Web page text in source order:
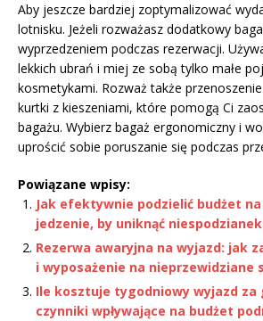
Aby jeszcze bardziej zoptymalizować
lotnisku. Jeżeli rozważasz dodatkowy
wyprzedzeniem podczas rezerwacji.
lekkich ubrań i miej ze sobą tylko małe
kosmetykami. Rozważ także
kurtki z kieszeniami, które pomogą Ci
bagażu. Wybierz bagaż ergonomiczny i
uprościć sobie poruszanie się podczas
Powiązane wpisy:
Jak efektywnie podzielić budżet
jedzenie, by uniknąć
Rezerwa awaryjna na wyjazd: jak
i wyposażenie na nieprzewidziane
Ile kosztuje tygodniowy wyjazd za
czynniki wpływające na budżet